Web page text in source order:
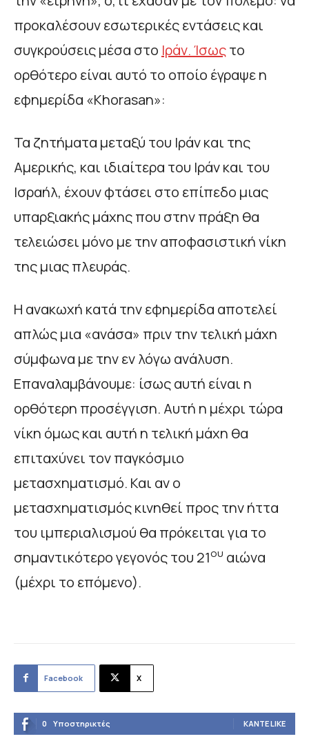
προκαλέσουν εσωτερικές εντάσεις και
συγκρούσεις μέσα στο Ιράν. Ίσωςτο
ορθότερο είναι αυτό το οποίο έγραψε η
εφημερίδα «Khorasan»:
Τα ζητήματα μεταξύ του Ιράν και της
Αμερικής, και ιδιαίτερα του Ιράν και του
Ισραήλ, έχουν φτάσει στο επίπεδο μιας
υπαρξιακής μάχης που στην πράξη θα
τελειώσει μόνο με την αποφασιστική νίκη
της μιας πλευράς.
Η ανακωχή κατά την εφημερίδα αποτελεί
απλώς μια «ανάσα» πριν την τελική μάχη
σύμφωνα με την εν λόγω ανάλυση.
Επαναλαμβάνουμε: ίσως αυτή είναι η
ορθότερη προσέγγιση. Αυτή η μέχρι τώρα
νίκη όμως και αυτή η τελική μάχη θα
επιταχύνει τον παγκόσμιο
μετασχηματισμό. Και αν ο
μετασχηματισμός κινηθεί προς την ήττα
του ιμπεριαλισμού θα πρόκειται για το
σημαντικότερο γεγονός του 21ου αιώνα
(μέχρι το επόμενο).
Facebook X
0 Υποστηρικτές ΚΆΝΤΕ LIKE